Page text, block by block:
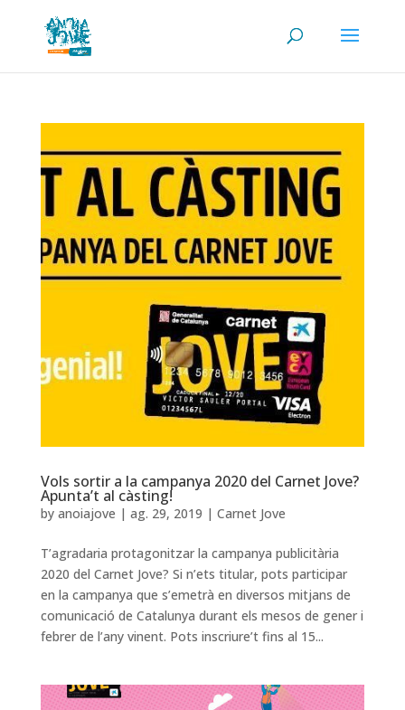
Vols sortir a la campanya 2020 del Carnet Jove?
Apunta’t al càsting!
by anoiajove | ag. 29, 2019 | Carnet Jove
T’agradaria protagonitzar la campanya publicitària
2020 del Carnet Jove? Si n’ets titular, pots participar
en la campanya que s’emetrà en diversos mitjans de
comunicació de Catalunya durant els mesos de gener i
febrer de l’any vinent. Pots inscriure’t fins al 15...